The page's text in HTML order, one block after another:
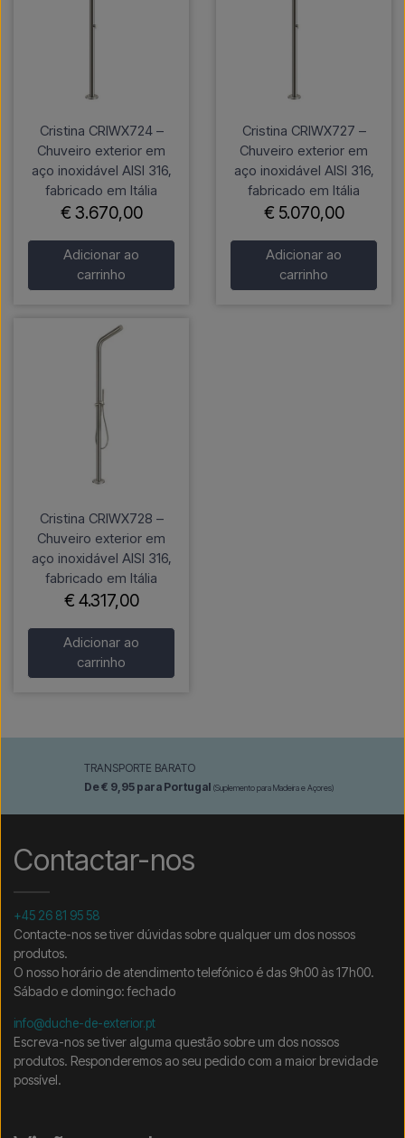
Cristina CRIWX724 –
Chuveiro exterior em
aço inoxidável AISI 316,
fabricado em Itália
€ 3.670,00
Adicionar ao
carrinho
Cristina CRIWX727 –
Chuveiro exterior em
aço inoxidável AISI 316,
fabricado em Itália
€ 5.070,00
Adicionar ao
carrinho
Cristina CRIWX728 –
Chuveiro exterior em
aço inoxidável AISI 316,
fabricado em Itália
€ 4.317,00
Adicionar ao
carrinho
TRANSPORTE BARATO
De € 9,95 para Portugal (Suplemento para Madeira e Açores)
Contactar-nos
+45 26 81 95 58
Contacte-nos se tiver dúvidas sobre qualquer um dos nossos
produtos.
O nosso horário de atendimento telefónico é das 9h00 às 17h00.
Sábado e domingo: fechado
info@duche-de-exterior.pt
Escreva-nos se tiver alguma questão sobre um dos nossos
produtos. Responderemos ao seu pedido com a maior brevidade
possível.